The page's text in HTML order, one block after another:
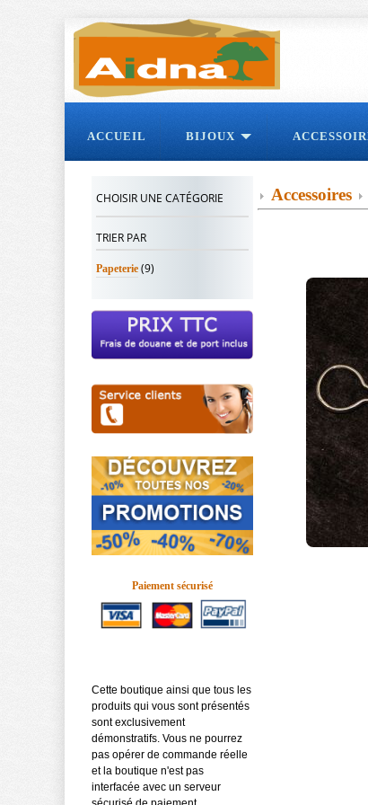
ACCUEIL BIJOUX
Accessoires
CHOISIR UNE CATÉGORIE
TRIER PAR
Papeterie (9)
Paiement sécurisé
Cette boutique ainsi que tous les
produits qui vous sont présentés
sont exclusivement
démonstratifs. Vous ne pourrez
pas opérer de commande réelle
et la boutique n'est pas
interfacée avec un serveur